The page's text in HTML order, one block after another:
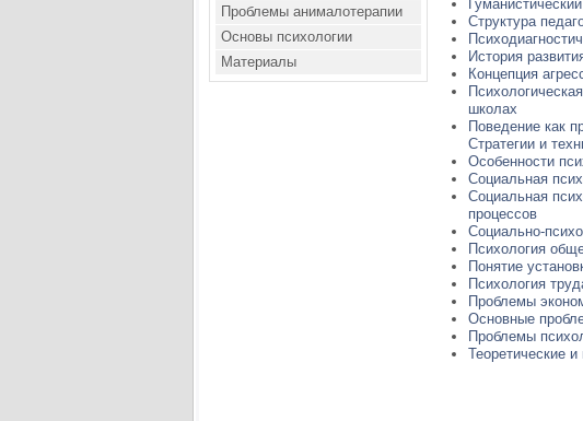
Проблемы анималотерапии
Основы психологии
Материалы
Структура
История
Концепция
школах
Поведение как
Стратегии и
Особенности
Социальная
Социальная
процессов
Социально-
Психология
Понятие
Психология
Проблемы
Основные
Проблемы
Теоретические